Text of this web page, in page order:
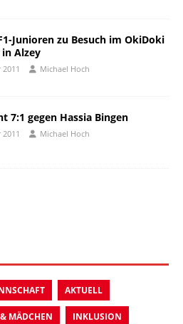
Junioren zu Besuch im OkiDoki
Alzey
Michael Hoch
7:1 gegen Hassia Bingen
Michael Hoch
AKTUELL
MÄDCHEN INKLUSION